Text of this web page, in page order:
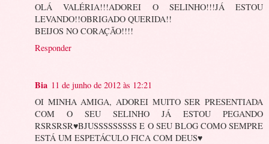
OLÁ VALÉRIA!!!ADOREI O SELINHO!!!JÁ ESTOU
LEVANDO!!OBRIGADO QUERIDA!!
BEIJOS NO CORAÇÃO!!!!
Responder
Bia 11 de junho de 2012 às 12:21
OI MINHA AMIGA, ADOREI MUITO SER PRESENTIADA
COM O SEU SELINHO JÁ ESTOU PEGANDO
RSRSRSR♥BJUSSSSSSSSS E O SEU BLOG COMO SEMPRE
ESTÁ UM ESPETÁCULO FICA COM DEUS♥